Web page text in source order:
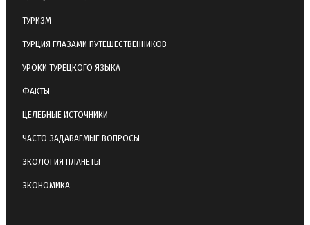
ТУРИЗМ
ТУРЦИЯ ГЛАЗАМИ ПУТЕШЕСТВЕННИКОВ
УРОКИ ТУРЕЦКОГО ЯЗЫКА
ФАКТЫ
ЦЕЛЕБНЫЕ ИСТОЧНИКИ
ЧАСТО ЗАДАВАЕМЫЕ ВОПРОСЫ
ЭКОЛОГИЯ ПЛАНЕТЫ
ЭКОНОМИКА